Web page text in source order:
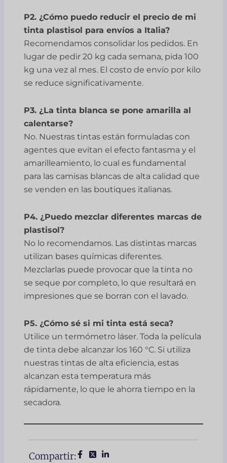
P2. ¿Cómo puedo reducir el precio de mi
tinta plastisol para envíos a Italia?
Recomendamos consolidar los pedidos. En
lugar de pedir 20 kg cada semana, pida 100
kg una vez al mes. El costo de envío por kilo
se reduce significativamente.
P3. ¿La tinta blanca se pone amarilla al
calentarse?
No. Nuestras tintas están formuladas con
agentes que evitan el efecto fantasma y el
amarilleamiento, lo cual es fundamental
para las camisas blancas de alta calidad que
se venden en las boutiques italianas.
P4. ¿Puedo mezclar diferentes marcas de
plastisol?
No lo recomendamos. Las distintas marcas
utilizan bases químicas diferentes.
Mezclarlas puede provocar que la tinta no
se seque por completo, lo que resultará en
impresiones que se borran con el lavado.
P5. ¿Cómo sé si mi tinta está seca?
Utilice un termómetro láser. Toda la película
de tinta debe alcanzar los 160 °C. Si utiliza
nuestras tintas de alta eficiencia, estas
alcanzan esta temperatura más
rápidamente, lo que le ahorra tiempo en la
secadora.
Compartir: